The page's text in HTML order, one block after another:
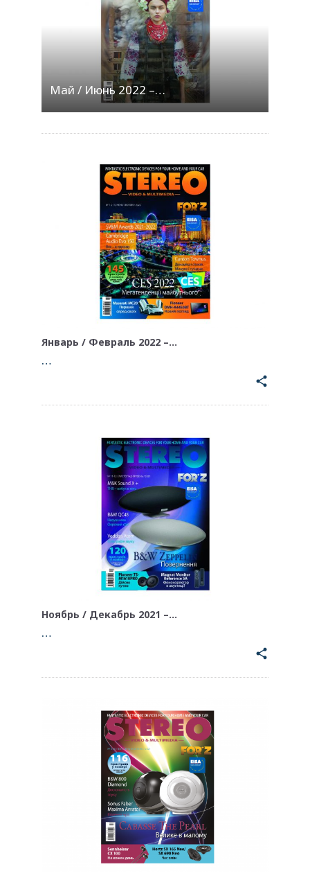
Май / Июнь 2022 –…
Январь / Февраль 2022 –…
…
share
Ноябрь / Декабрь 2021 –…
…
share